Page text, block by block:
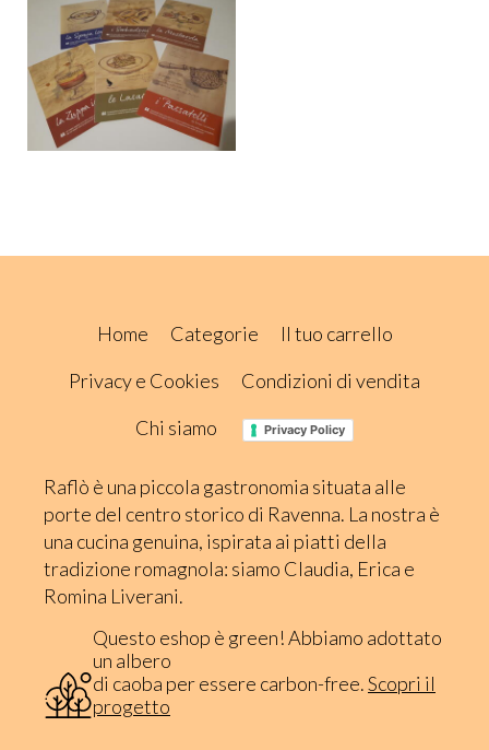
Home Categorie
Il tuo carrello
Privacy e Cookies
Condizioni di vendita
Chi siamo
Privacy Policy
Raflò è una piccola gastronomia situata alle
porte del centro storico di Ravenna. La nostra è
una cucina genuina, ispirata ai piatti della
tradizione romagnola: siamo Claudia, Erica e
Romina Liverani.
Questo eshop è green! Abbiamo adottato
un albero
di caoba per essere carbon-free.Scopri il
progetto